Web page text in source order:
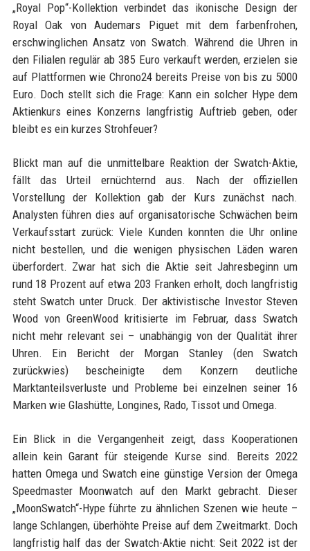
„Royal Pop“-Kollektion verbindet das ikonische Design der
Royal Oak von Audemars Piguet mit dem farbenfrohen,
erschwinglichen Ansatz von Swatch. Während die Uhren in
den Filialen regulär ab 385 Euro verkauft werden, erzielen sie
auf Plattformen wie Chrono24 bereits Preise von bis zu 5000
Euro. Doch stellt sich die Frage: Kann ein solcher Hype dem
Aktienkurs eines Konzerns langfristig Auftrieb geben, oder
bleibt es ein kurzes Strohfeuer?
Blickt man auf die unmittelbare Reaktion der Swatch-Aktie,
fällt das Urteil ernüchternd aus. Nach der offiziellen
Vorstellung der Kollektion gab der Kurs zunächst nach.
Analysten führen dies auf organisatorische Schwächen beim
Verkaufsstart zurück: Viele Kunden konnten die Uhr online
nicht bestellen, und die wenigen physischen Läden waren
überfordert. Zwar hat sich die Aktie seit Jahresbeginn um
rund 18 Prozent auf etwa 203 Franken erholt, doch langfristig
steht Swatch unter Druck. Der aktivistische Investor Steven
Wood von GreenWood kritisierte im Februar, dass Swatch
nicht mehr relevant sei – unabhängig von der Qualität ihrer
Uhren. Ein Bericht der Morgan Stanley (den Swatch
zurückwies) bescheinigte dem Konzern deutliche
Marktanteilsverluste und Probleme bei einzelnen seiner 16
Marken wie Glashütte, Longines, Rado, Tissot und Omega.
Ein Blick in die Vergangenheit zeigt, dass Kooperationen
allein kein Garant für steigende Kurse sind. Bereits 2022
hatten Omega und Swatch eine günstige Version der Omega
Speedmaster Moonwatch auf den Markt gebracht. Dieser
„MoonSwatch“-Hype führte zu ähnlichen Szenen wie heute –
lange Schlangen, überhöhte Preise auf dem Zweitmarkt. Doch
langfristig half das der Swatch-Aktie nicht: Seit 2022 ist der